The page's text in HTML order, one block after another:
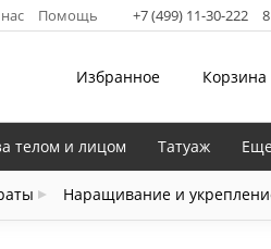
Помощь +7 (499) 11-30-222
Избранное Корзина
Наращивание и
телом и лицом Татуаж Еще